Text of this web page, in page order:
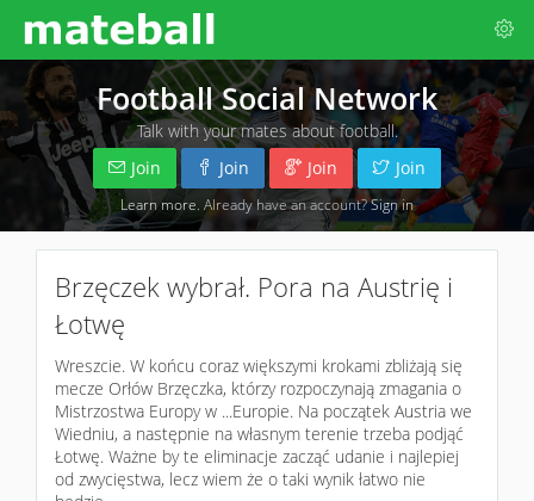
Football Social Network
Talk with your mates about football.
Join
Join Join Join
Learn more . Already have an account?Sign in
Brzęczek wybrał. Pora na Austrię i
Łotwę
Wreszcie. W końcu coraz większymi krokami zbliżają się
mecze Orłów Brzęczka, którzy rozpoczynają zmagania o
Mistrzostwa Europy w ...Europie. Na początek Austria we
Wiedniu, a następnie na własnym terenie trzeba podjąć
Łotwę. Ważne by te eliminacje zacząć udanie i najlepiej
od zwycięstwa, lecz wiem że o taki wynik łatwo nie